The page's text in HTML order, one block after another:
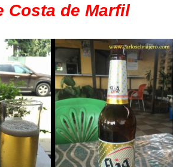
Costa de Marfil